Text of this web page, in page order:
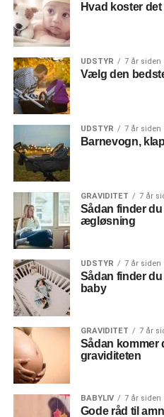
Hvad koster
UDSTYR 7 år siden
Vælg den
UDSTYR 7 år siden
Barnevogn,
GRAVIDITET 7 år
Sådan finder
ægløsning
UDSTYR 7 år siden
Sådan finder
baby
GRAVIDITET 7 år
Sådan kommer
graviditeten
BABYLIV 7 år siden
Gode råd til